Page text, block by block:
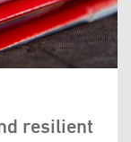
resilient